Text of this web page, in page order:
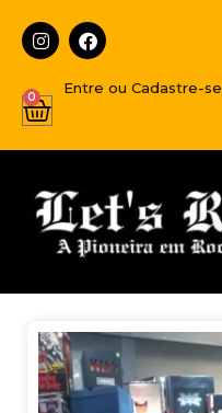
Entre ou Cadastre-se
0